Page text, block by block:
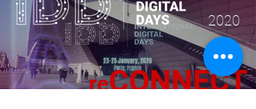
2020
reCONNECT